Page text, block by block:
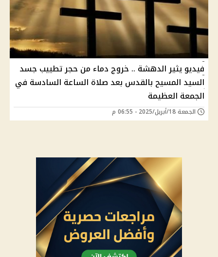
فيديو يثير الدهشة .. خروج دماء من حجر تطييب جسد
السيد المسيح بالقدس بعد صلاة الساعة السادسة في
الجمعة العظيمة
الجمعة 18/أبريل/2025 - 06:55 م